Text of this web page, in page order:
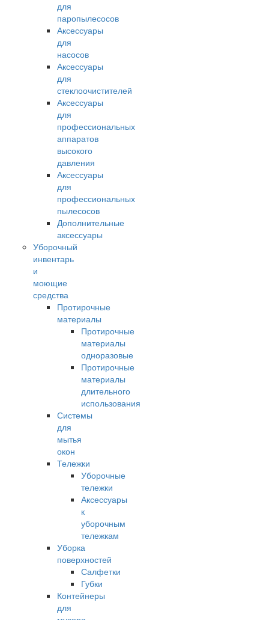
для
паропылесосов
Аксессуары
для
насосов
Аксессуары
для
стеклоочистителей
Аксессуары
для
профессиональных
аппаратов
высокого
давления
Аксессуары
для
профессиональных
пылесосов
Дополнительные
аксессуары
Уборочный
инвентарь
и
моющие
средства
Протирочные
материалы
Протирочные
материалы
одноразовые
Протирочные
материалы
длительного
использования
Системы
для
мытья
окон
Тележки
Уборочные
тележки
Аксессуары
к
уборочным
тележкам
Уборка
поверхностей
Салфетки
Губки
Контейнеры
для